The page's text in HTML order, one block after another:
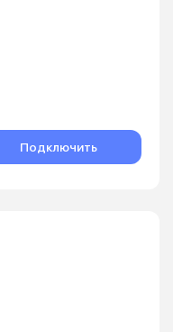
Подключить